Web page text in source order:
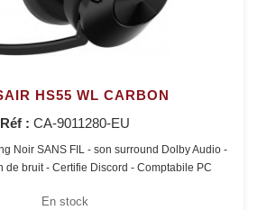
HS55 WL CARBON
Réf : CA-9011280-EU
Noir SANS FIL - son surround Dolby Audio -
de bruit - Certifie Discord - Comptabile PC
En stock